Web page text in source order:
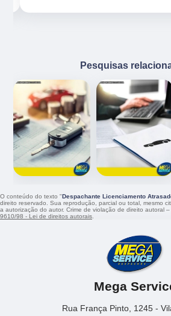
Pesquisas
‹
O conteúdo do texto "Despachante Licenciamento
direito reservado. Sua reprodução, parcial ou total, mesmo
a autorização do autor. Crime de violação de direito autoral
9610/98 - Lei de direitos autorais.
Mega
Rua França Pinto, 1245 -